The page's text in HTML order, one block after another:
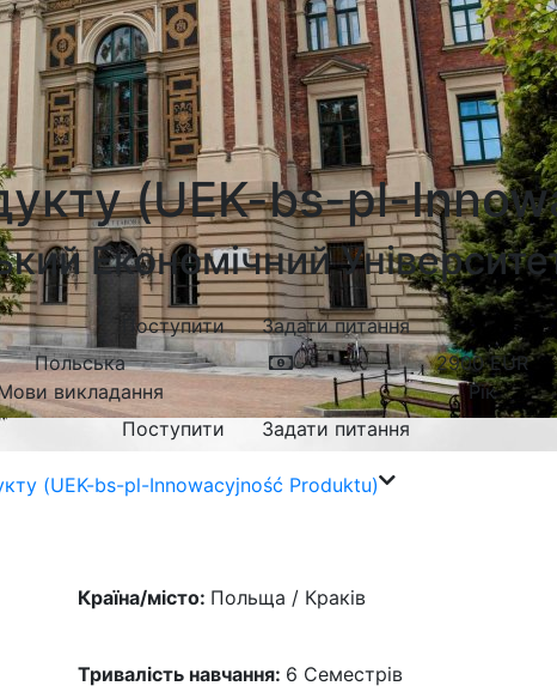
(UEK-bs-pl-
Економічний
Поступити
Задати питання
Польська
викладання
2900 EUR
Рік
Поступити
Задати питання
(UEK-bs-pl-Innowacyjność Produktu)
Країна/місто: Польща / Краків
Тривалість навчання: 6 Семестрів